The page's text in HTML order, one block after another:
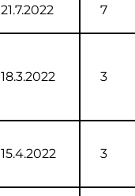
21.7.2022 7
18.3.2022 3
15.4.2022 3